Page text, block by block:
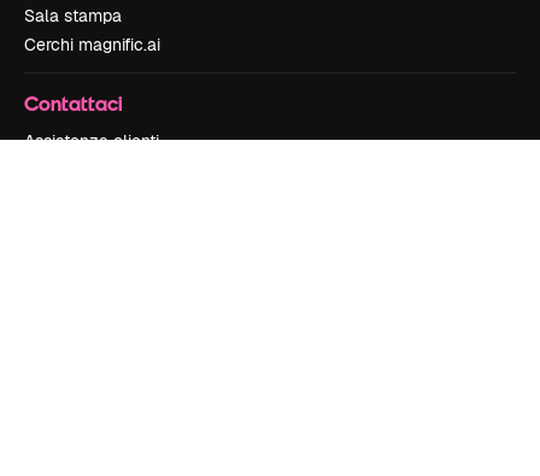
Sala stampa
Cerchi magnific.ai
Contattaci
Assistenza clienti